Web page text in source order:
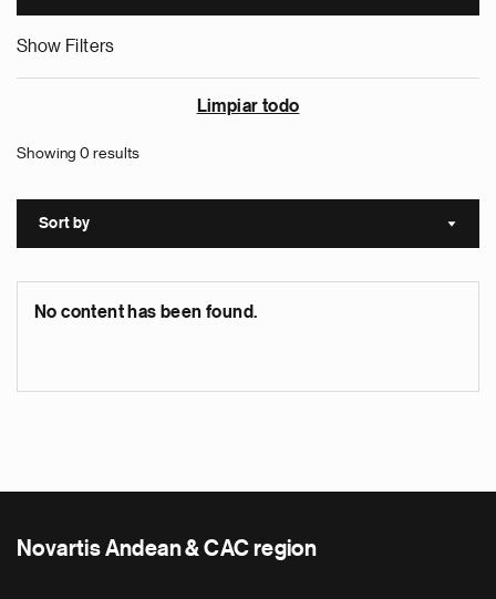
Show Filters
Limpiar todo
Showing 0 results
Sort by Sort
No content has been found.
Novartis Andean & CAC region